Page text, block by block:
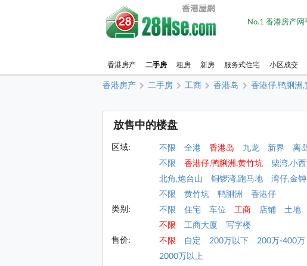
No.1 香港房产网
香港房产 二手房 租房 新房 服务式住宅 小区成交
香港房产 二手房 工商 香港岛 香港仔,鸭脷洲,
放售中的楼盘
区域: 不限 全港 香港岛 九龙 新界 离
不限
香港仔,鸭脷洲,黄竹坑 柴湾,小
北角,炮台山
铜锣湾,跑马地 湾仔,金钟
不限
黄竹坑 鸭脷洲
香港仔
类别:
不限 住宅 车位 工商 店铺 土地
不限
工商大厦
写字楼
售价:
不限 自定 200万以下 200万-400万
2000万以上